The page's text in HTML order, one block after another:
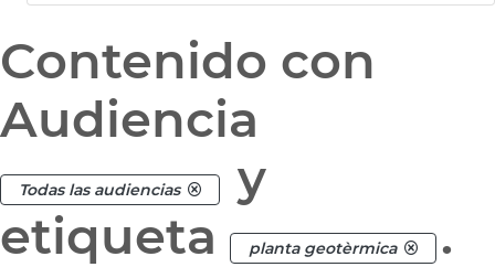
Contenido con
Audiencia
Todas las audiencias
y
etiqueta
planta geotèrmica .